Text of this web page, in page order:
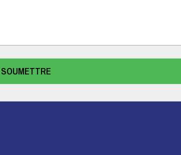
SOUMETTRE